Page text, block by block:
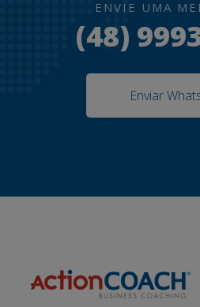
ENVIE UMA
(48)
Enviar